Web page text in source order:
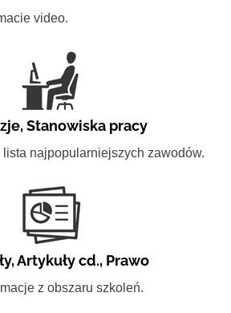
video.
,Stanowiska pracy
najpopularniejszych zawodów.
,Artykuły cd., Prawo
z obszaru szkoleń.